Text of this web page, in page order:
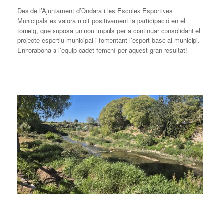
Des de l’Ajuntament d’Ondara i les Escoles Esportives
Municipals es valora molt positivament la participació en el
torneig, que suposa un nou impuls per a continuar consolidant el
projecte esportiu municipal i fomentant l’esport base al municipi.
Enhorabona a l’equip cadet femení per aquest gran resultat!